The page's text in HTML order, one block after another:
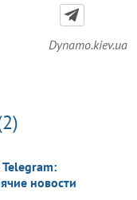
Dynamo.kiev.ua
новости